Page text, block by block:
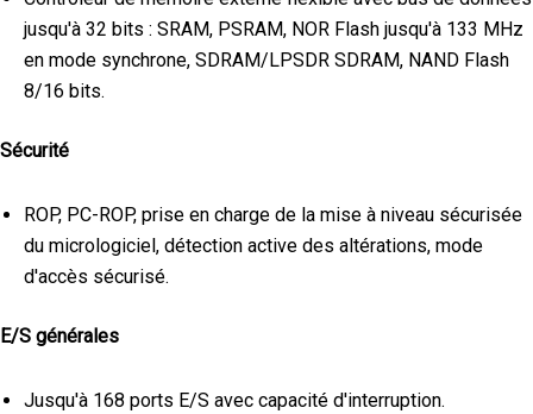
jusqu'à 32 bits : SRAM, PSRAM, NOR Flash jusqu'à 133 MHz
en mode synchrone, SDRAM/LPSDR SDRAM, NAND Flash
8/16 bits.
Sécurité
ROP, PC-ROP, prise en charge de la mise à niveau sécurisée
du micrologiciel, détection active des altérations, mode
d'accès sécurisé.
E/S générales
Jusqu'à 168 ports E/S avec capacité d'interruption.